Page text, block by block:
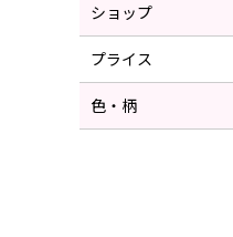
ショップ
プライス
色・柄